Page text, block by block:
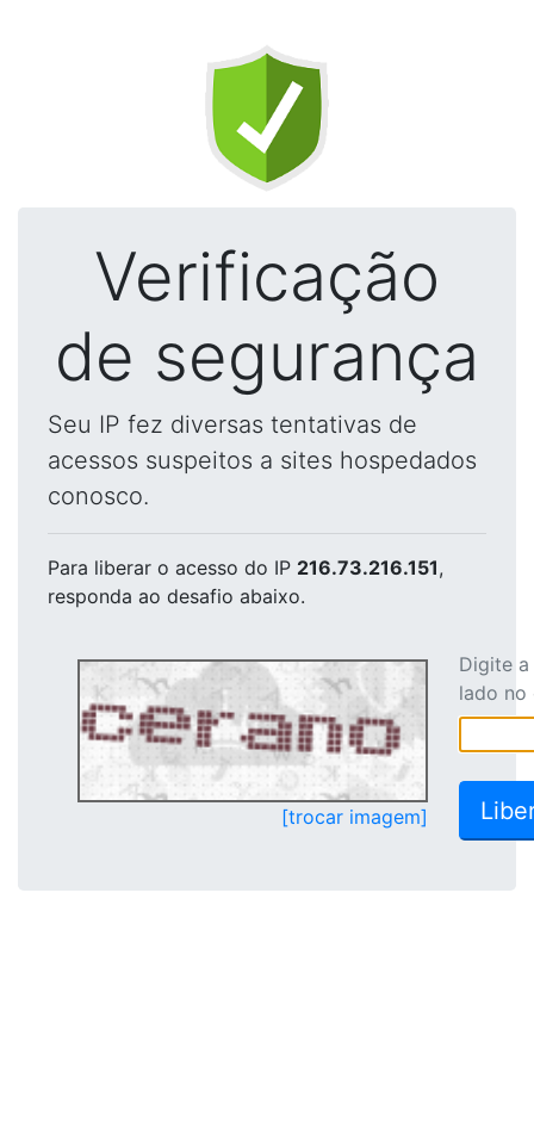
Verificação
de segurança
Seu IP fez diversas tentativas de
acessos suspeitos a sites hospedados
conosco.
Para liberar o acesso do IP 216.73.216.151,
responda ao desafio abaixo.
[trocar imagem]
Digite
lado no